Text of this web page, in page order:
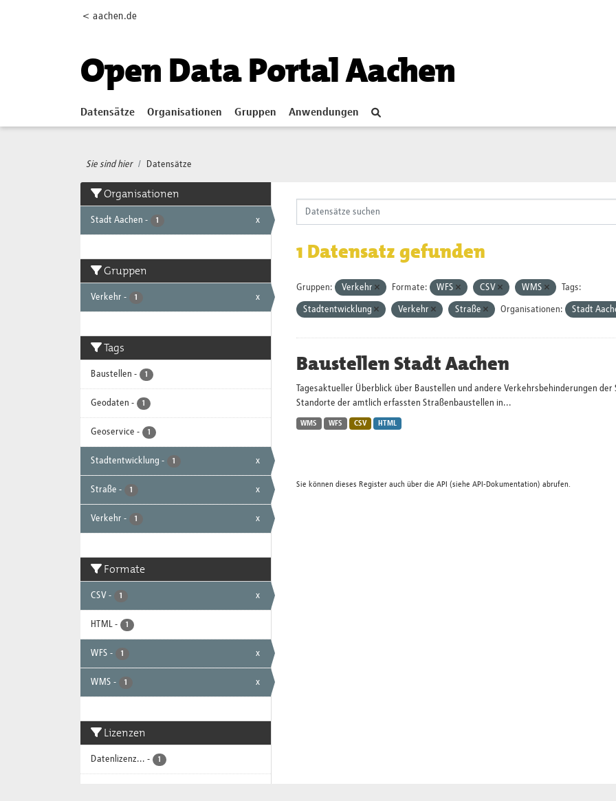
< aachen.de
Open Data Portal Aachen
Datensätze Organisationen Gruppen Anwendungen
Sie sind hier Datensätze
Organisationen
Stadt Aachen - 1 x
Gruppen
Verkehr - 1 x
Tags
Baustellen - 1
Geodaten - 1
Geoservice - 1
Stadtentwicklung - 1 x
Straße - 1 x
Verkehr - 1 x
Formate
CSV - 1 x
HTML - 1
WFS - 1 x
WMS - 1 x
Lizenzen
Datenlizenz... - 1
1 Datensatz gefunden
Gruppen: Verkehr Formate: WFS CSV WMS Tags:
Stadtentwicklung Verkehr Straße Organisationen: Stadt
Baustellen Stadt Aachen
Tagesaktueller Überblick über Baustellen und andere Verkehrsbehinderungen
Standorte der amtlich erfassten Straßenbaustellen in...
WMS WFS CSV HTML
Sie können dieses Register auch über die API (siehe API-Dokumentation) abrufen.